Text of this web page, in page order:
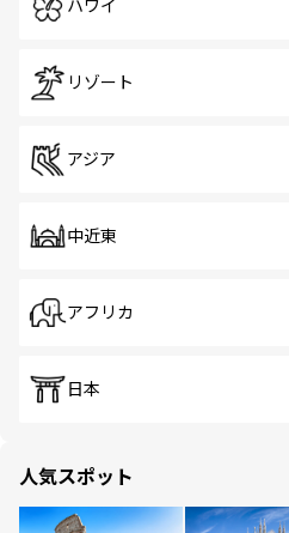
ハワイ
リゾート
アジア
中近東
アフリカ
日本
人気スポット